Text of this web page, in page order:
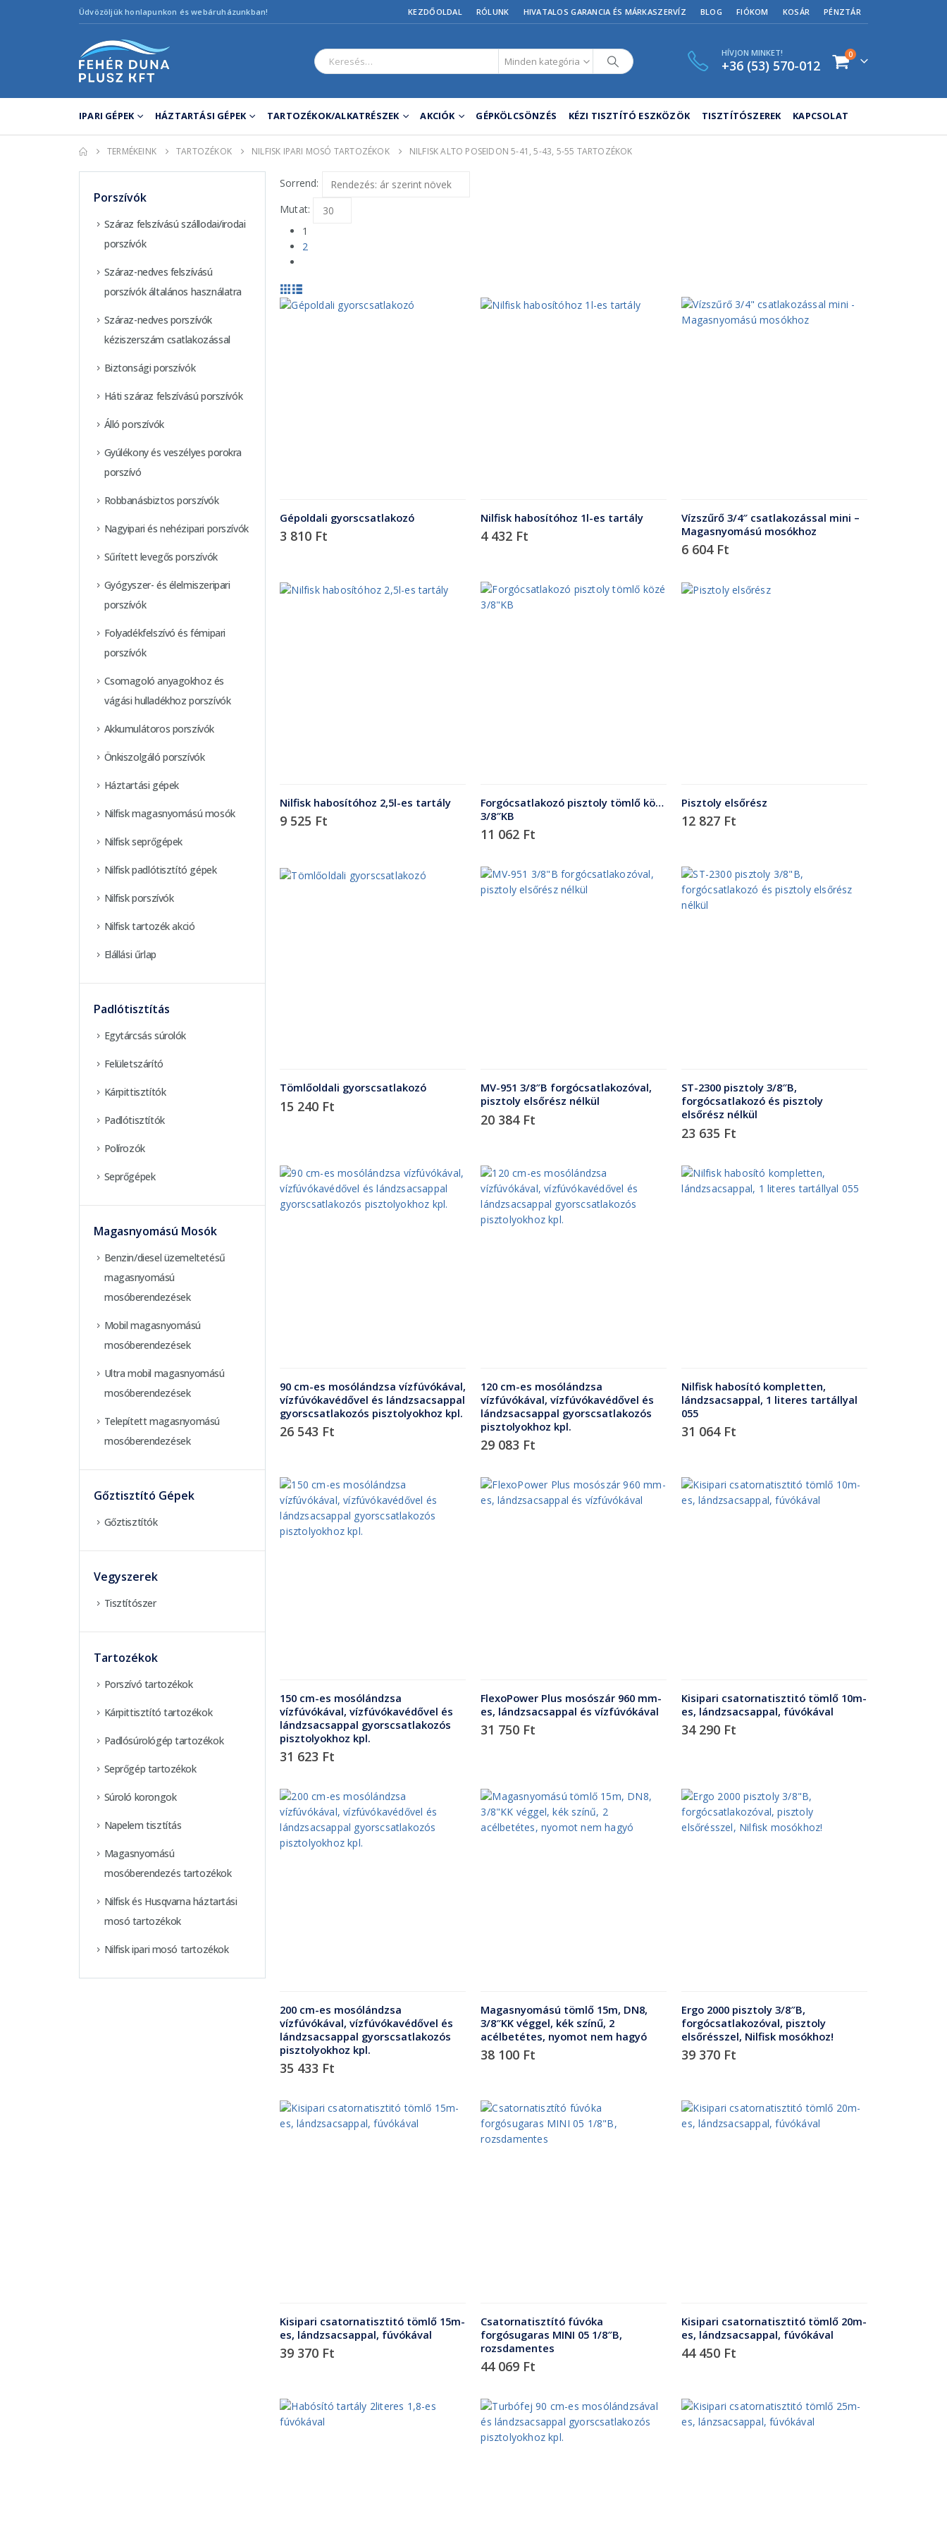
Üdvözöljük honlapunkon és webáruházunkban! KEZDŐOLDAL RÓLUNK HIVATALOS GARANCIA ÉS MÁRKASZERVÍZ BLOG FIÓKOM KOSÁR PÉNZTÁR
Minden kategória
HÍVJON MINKET!
+36 (53) 570-012
0
IPARI GÉPEK HÁZTARTÁSI GÉPEK TARTOZÉKOK/ALKATRÉSZEK AKCIÓK GÉPKÖLCSÖNZÉS KÉZI TISZTÍTÓ ESZKÖZÖK TISZTÍTÓSZEREK KAPCSOLAT
TERMÉKEINK TARTOZÉKOK NILFISK IPARI MOSÓ TARTOZÉKOK NILFISK ALTO POSEIDON 5-41, 5-43, 5-55 TARTOZÉKOK
Sorrend:
Mutat:
1
2
Gépoldali gyorscsatlakozó
3 810 Ft
Nilfisk habosítóhoz 1l-es tartály
4 432 Ft
Vízszűrő 3/4″ csatlakozással mini –
Magasnyomású mosókhoz
6 604 Ft
Nilfisk habosítóhoz 2,5l-es tartály
9 525 Ft
Forgócsatlakozó pisztoly tömlő közé
3/8″KB
11 062 Ft
Pisztoly elsőrész
12 827 Ft
Tömlőoldali gyorscsatlakozó
15 240 Ft
MV-951 3/8″B forgócsatlakozóval,
pisztoly elsőrész nélkül
20 384 Ft
ST-2300 pisztoly 3/8″B,
forgócsatlakozó és pisztoly
elsőrész nélkül
23 635 Ft
90 cm-es mosólándzsa vízfúvókával,
vízfúvókavédővel és lándzsacsappal
gyorscsatlakozós pisztolyokhoz kpl.
26 543 Ft
120 cm-es mosólándzsa
vízfúvókával, vízfúvókavédővel és
lándzsacsappal gyorscsatlakozós
pisztolyokhoz kpl.
29 083 Ft
Nilfisk habosító kompletten,
lándzsacsappal, 1 literes tartállyal
055
31 064 Ft
150 cm-es mosólándzsa
vízfúvókával, vízfúvókavédővel és
lándzsacsappal gyorscsatlakozós
pisztolyokhoz kpl.
31 623 Ft
FlexoPower Plus mosószár 960 mm-
es, lándzsacsappal és vízfúvókával
31 750 Ft
Kisipari csatornatisztitó tömlő 10m-
es, lándzsacsappal, fúvókával
34 290 Ft
200 cm-es mosólándzsa
vízfúvókával, vízfúvókavédővel és
lándzsacsappal gyorscsatlakozós
pisztolyokhoz kpl.
35 433 Ft
Magasnyomású tömlő 15m, DN8,
3/8″KK véggel, kék színű, 2
acélbetétes, nyomot nem hagyó
38 100 Ft
Ergo 2000 pisztoly 3/8″B,
forgócsatlakozóval, pisztoly
elsőrésszel, Nilfisk mosókhoz!
39 370 Ft
Kisipari csatornatisztitó tömlő 15m-
es, lándzsacsappal, fúvókával
39 370 Ft
Csatornatisztító fúvóka
forgósugaras MINI 05 1/8″B,
rozsdamentes
44 069 Ft
Kisipari csatornatisztitó tömlő 20m-
es, lándzsacsappal, fúvókával
44 450 Ft
Porszívók
Száraz felszívású szállodai/irodai
porszívók
Száraz-nedves felszívású
porszívók általános használatra
Száraz-nedves porszívók
kéziszerszám csatlakozással
Biztonsági porszívók
Háti száraz felszívású porszívók
Álló porszívók
Gyúlékony és veszélyes porokra
porszívó
Robbanásbiztos porszívók
Nagyipari és nehézipari porszívók
Sűrített levegős porszívók
Gyógyszer- és élelmiszeripari
porszívók
Folyadékfelszívó és fémipari
porszívók
Csomagoló anyagokhoz és
vágási hulladékhoz porszívók
Akkumulátoros porszívók
Önkiszolgáló porszívók
Háztartási gépek
Nilfisk magasnyomású mosók
Nilfisk seprőgépek
Nilfisk padlótisztító gépek
Nilfisk porszívók
Nilfisk tartozék akció
Elállási űrlap
Padlótisztítás
Egytárcsás súrolók
Felületszárító
Kárpittisztítók
Padlótisztítók
Polírozók
Seprőgépek
Magasnyomású Mosók
Benzin/diesel üzemeltetésű
magasnyomású
mosóberendezések
Mobil magasnyomású
mosóberendezések
Ultra mobil magasnyomású
mosóberendezések
Telepített magasnyomású
mosóberendezések
Gőztisztító Gépek
Gőztisztítók
Vegyszerek
Tisztítószer
Tartozékok
Porszívó tartozékok
Kárpittisztító tartozékok
Padlósúrológép tartozékok
Seprőgép tartozékok
Súroló korongok
Napelem tisztítás
Magasnyomású
mosóberendezés tartozékok
Nilfisk és Husqvarna háztartási
mosó tartozékok
Nilfisk ipari mosó tartozékok